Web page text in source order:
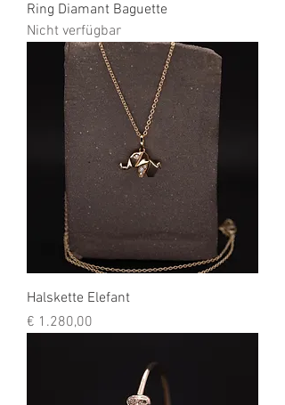
Ring Diamant Baguette
Nicht verfügbar
Halskette Elefant
Preis
€ 1.280,00